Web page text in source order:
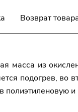
Возврат
масса из
подогрев, во
полиэтиленовую